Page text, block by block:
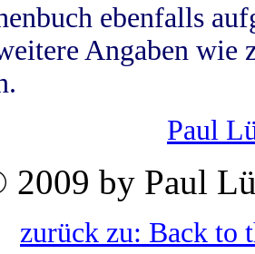
ebenfalls
Angaben wie
Paul
2009 by Paul
zurück zu: Back to